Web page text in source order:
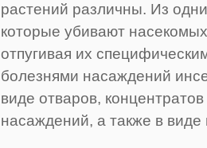
растений различны. Из
которые убивают
отпугивая их
болезнями насаждений
виде отваров,
насаждений, а также в